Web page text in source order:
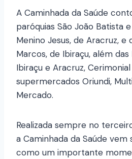
A Caminhada da Saúde
paróquias São João Batista
Menino Jesus, de Aracruz, e
Marcos, de Ibiraçu, além
Ibiraçu e Aracruz,
supermercados Oriundi,
Mercado.
Realizada sempre no
a Caminhada da Saúde vem
como um importante